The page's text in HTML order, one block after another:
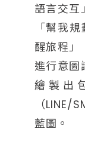
語言交互
「幫我
醒旅程
進行意圖
繪製出
（LINE/
藍圖。